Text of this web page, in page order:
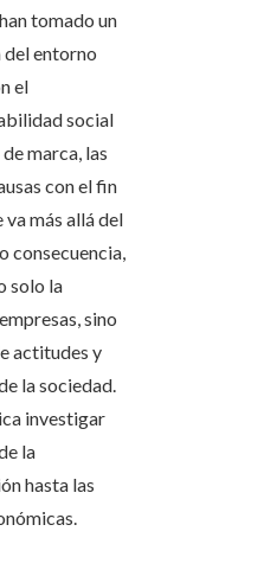
tomado un
entorno
el
social
marca, las
con el fin
más allá del
consecuencia,
solo la
sino
actitudes y
la sociedad.
investigar
la
hasta las